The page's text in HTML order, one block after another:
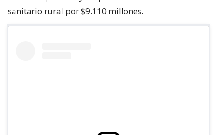
sanitario rural por $9.110 millones.